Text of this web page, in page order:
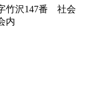
竹沢147番 社会
内